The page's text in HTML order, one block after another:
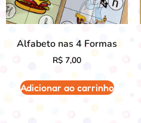
Alfabeto nas 4 Formas
R$ 7,00
Adicionar ao carrinho